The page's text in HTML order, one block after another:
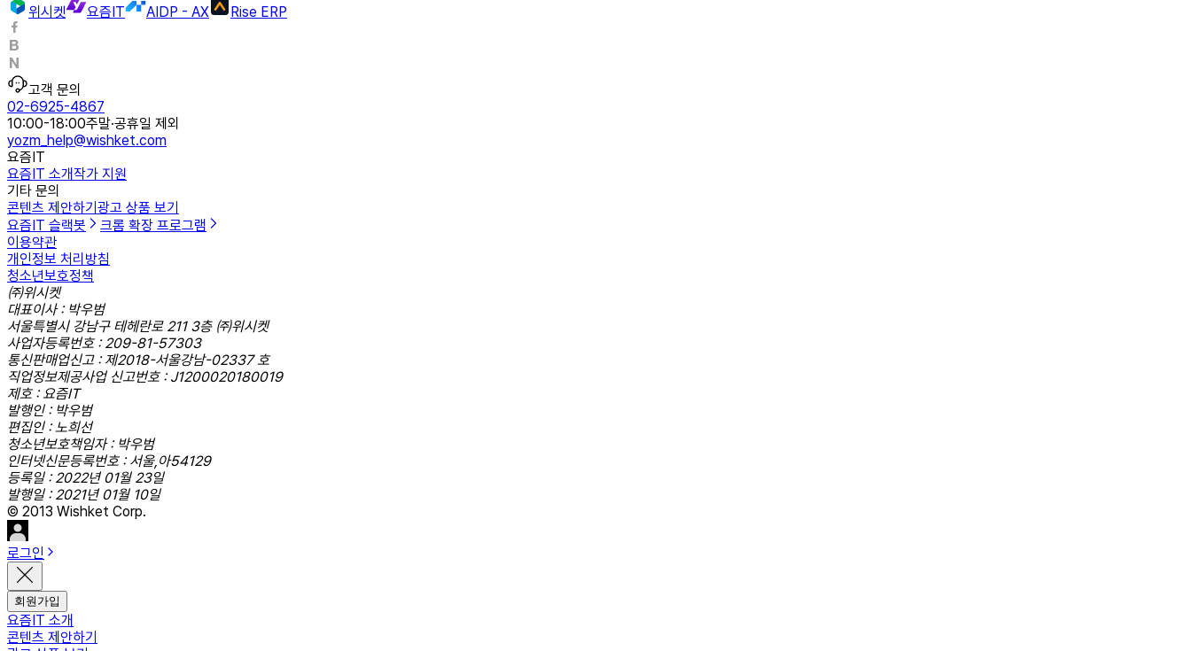
위시켓
요즘IT AIDP - AX Rise ERP
고객 문의
02-6925-4867
10:00-18:00주말·공휴일 제외
yozm_help@wishket.com
요즘IT
요즘IT 소개작가 지원
기타 문의
콘텐츠 제안하기 광고 상품 보기
요즘IT 슬랙봇
크롬 확장 프로그램
이용약관
개인정보 처리방침
청소년보호정책
㈜위시켓
대표이사 : 박우범
서울특별시 강남구 테헤란로 211 3층 ㈜위시켓
사업자등록번호 : 209-81-57303
통신판매업신고 : 제2018-서울강남-02337 호
직업정보제공사업 신고번호 : J1200020180019
제호 : 요즘IT
발행인 : 박우범
편집인 : 노희선
청소년보호책임자 : 박우범
인터넷신문등록번호 : 서울,아54129
등록일 : 2022년 01월 23일
발행일 : 2021년 01월 10일
© 2013 Wishket Corp.
로그인
회원가입
요즘IT 소개
콘텐츠 제안하기